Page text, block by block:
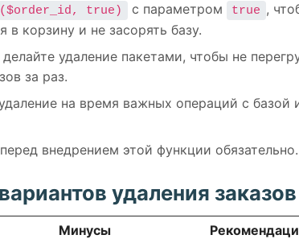
true) с параметром true ,
в корзину и не засорять базу.
удаление пакетами, чтобы не
за раз.
на время важных операций с базой
внедрением этой функции обязательно.
удаления заказов
Минусы